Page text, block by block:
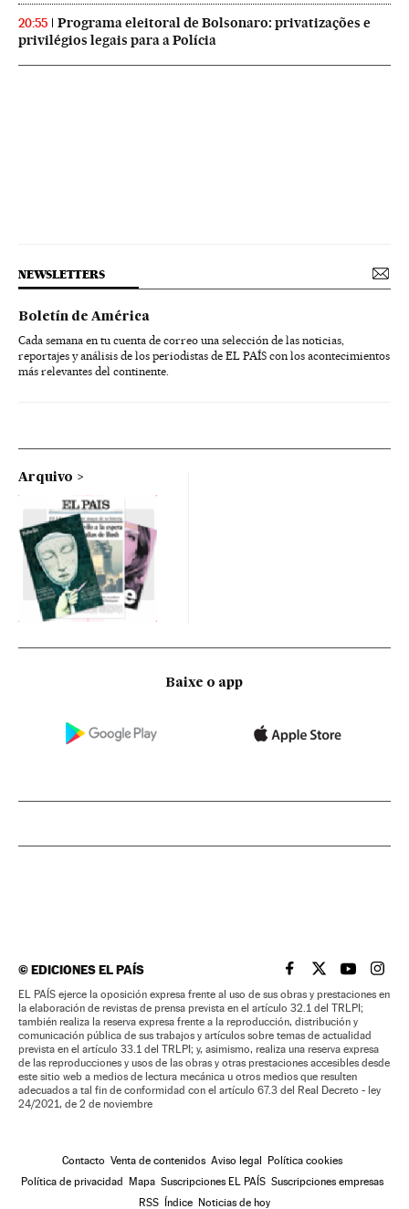
20:55
Programa eleitoral de Bolsonaro: privatizações e
privilégios legais para a Polícia
NEWSLETTERS
Boletín de América
Cada semana en tu cuenta de correo una selección de las noticias,
reportajes y análisis de los periodistas de EL PAÍS con los acontecimientos
más relevantes del continente.
Arquivo
Baixe o app
©EDICIONES EL PAÍS EL PAÍS BRASIL EN
EL PAÍSEL PAÍS
EL
EL PAÍS ejerce la oposición expresa frente al uso de sus obras y prestaciones en
la elaboración de revistas de prensa prevista en el artículo 32.1 del TRLPI;
también realiza la reserva expresa frente a la reproducción, distribución y
comunicación pública de sus trabajos y artículos sobre temas de actualidad
prevista en el artículo 33.1 del TRLPI; y, asimismo, realiza una reserva expresa
de las reproducciones y usos de las obras y otras prestaciones accesibles desde
este sitio web a medios de lectura mecánica u otros medios que resulten
adecuados a tal fin de conformidad con el artículo 67.3 del Real Decreto - ley
24/2021, de 2 de noviembre
Contacto Venta de contenidos Aviso legal Política cookies
Política de privacidad Mapa Suscripciones EL PAÍS Suscripciones empresas
RSS Índice Noticias de hoy